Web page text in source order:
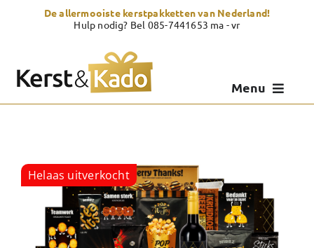
De allermooiste kerstpakketten van Nederland!
Hulp nodig? Bel 085-7441653 ma - vr
Menu
Zelf samenstellen
Showroom
Helaas uitverkocht